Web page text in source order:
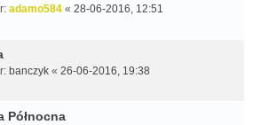
adamo584 « 28-06-2016, 12:51
banczyk « 26-06-2016, 19:38
Północna